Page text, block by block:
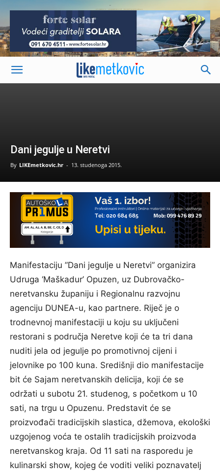
-
Dani jegulje u Neretvi
By LIKEmetkovic.hr - 13. studenoga 2015.
Manifestaciju ”Dani jegulje u Neretvi” organizira
Udruga ‘Maškadur’ Opuzen, uz Dubrovačko-
neretvansku županiju i Regionalnu razvojnu
agenciju DUNEA-u, kao partnere. Riječ je o
trodnevnoj manifestaciji u koju su uključeni
restorani s područja Neretve koji će ta tri dana
nuditi jela od jegulje po promotivnoj cijeni i
jelovnike po 100 kuna. Središnji dio manifestacije
bit će Sajam neretvanskih delicija, koji će se
održati u subotu 21. studenog, s početkom u 10
sati, na trgu u Opuzenu. Predstavit će se
proizvođači tradicijskih slastica, džemova, ekološki
uzgojenog voća te ostalih tradicijskih proizvoda
neretvanskog kraja. Od 11 sati na rasporedu je
kulinarski show, kojeg će voditi veliki poznavatelj